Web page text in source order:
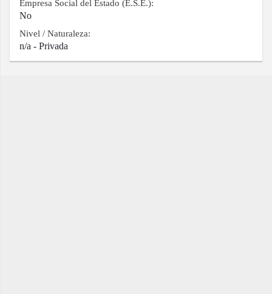
Empresa Social del Estado (E.S.E.):
No
Nivel / Naturaleza:
n/a - Privada